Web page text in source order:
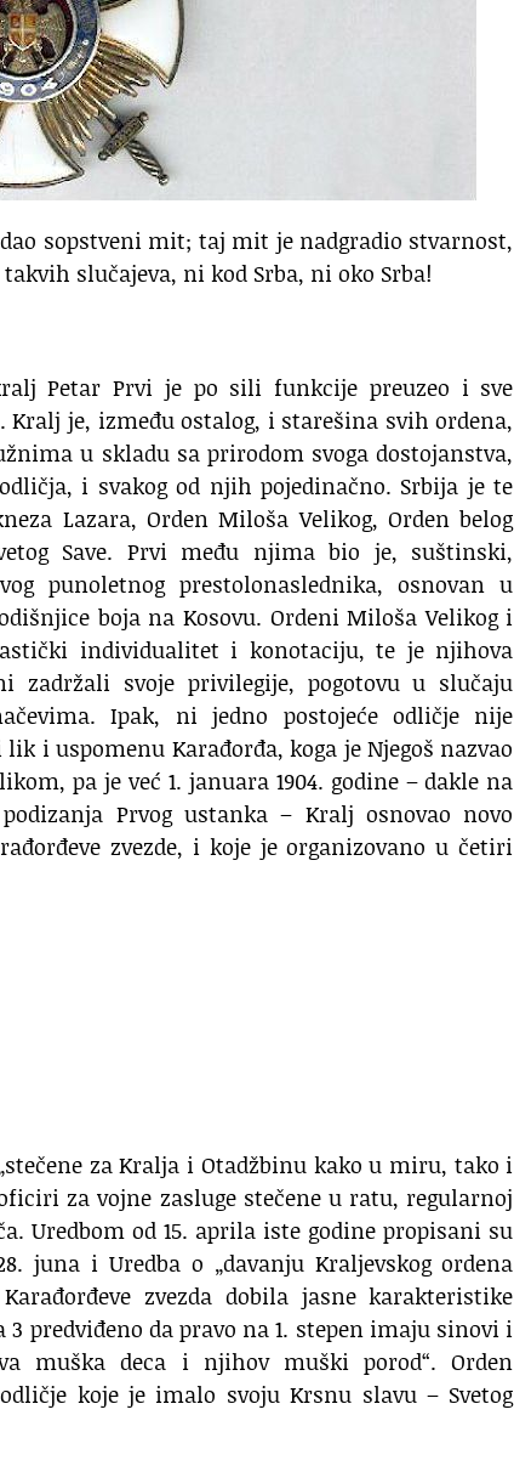
sopstveni mit; taj mit je nadgradio stvarnost,
slučajeva, ni kod Srba, ni oko Srba!
Petar Prvi je po sili funkcije preuzeo i sve
je, između ostalog, i starešina svih ordena,
u skladu sa prirodom svoga dostojanstva,
i svakog od njih pojedinačno. Srbija je te
Lazara, Orden Miloša Velikog, Orden belog
Save. Prvi među njima bio je, suštinski,
punoletnog prestolonaslednika, osnovan u
boja na Kosovu. Ordeni Miloša Velikog i
individualitet i konotaciju, te je njihova
zadržali svoje privilegije, pogotovu u slučaju
Ipak, ni jedno postojeće odličje nije
i uspomenu Karađorđa, koga je Njegoš nazvao
pa je već 1. januara 1904. godine – dakle na
Prvog ustanka – Kralj osnovao novo
zvezde, i koje je organizovano u četiri
za Kralja i Otadžbinu kako u miru, tako i
za vojne zasluge stečene u ratu, regularnoj
Uredbom od 15. aprila iste godine propisani su
juna i Uredba o „davanju Kraljevskog ordena
zvezda dobila jasne karakteristike
predviđeno da pravo na 1. stepen imaju sinovi i
muška deca i njihov muški porod“. Orden
koje je imalo svoju Krsnu slavu – Svetog